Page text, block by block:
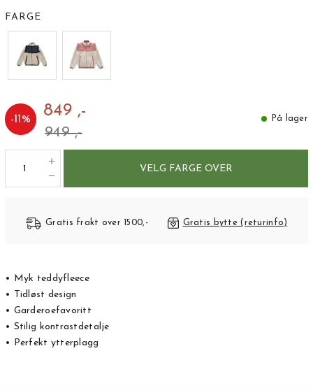
FARGE
-11 % 849 ,-
949 ,-
På lager
VELG FARGE OVER
Gratis frakt over 1500,- Gratis bytte (returinfo)
• Myk teddyfleece
• Tidløst design
• Garderoefavoritt
• Stilig kontrastdetalje
• Perfekt ytterplagg